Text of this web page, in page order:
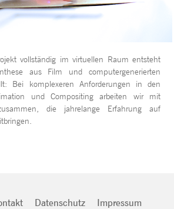
vollständig im virtuellen Raum entsteht
aus Film und computergenerierten
Bei komplexeren Anforderungen in den
und Compositing arbeiten wir mit
die jahrelange Erfahrung auf
Datenschutz Impressum